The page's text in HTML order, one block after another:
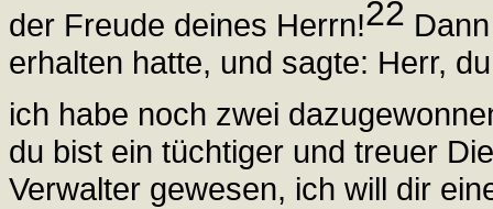
der Freude deines Herrn!22
erhalten hatte, und sagte: Herr,
ich habe noch zwei
du bist ein tüchtiger und treuer
Verwalter gewesen, ich will dir